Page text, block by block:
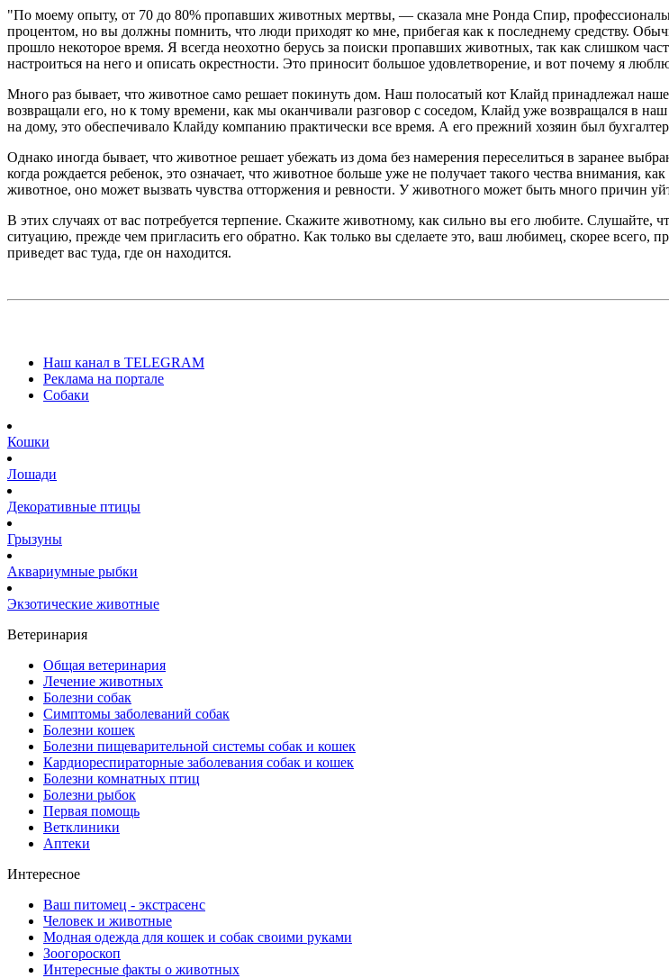
"По моему опыту, от 70 до 80% пропавших животных мертвы, — сказала мне Ронда Спир,
процентом, но вы должны помнить, что люди приходят ко мне, прибегая как к последнему средству.
прошло некоторое время. Я всегда неохотно берусь за поиски пропавших животных, так как слишком
настроиться на него и описать окрестности. Это приносит большое удовлетворение, и вот почему я
Много раз бывает, что животное само решает покинуть дом. Наш полосатый кот Клайд принадлежал
возвращали его, но к тому времени, как мы оканчивали разговор с соседом, Клайд уже возвращался
на дому, это обеспечивало Клайду компанию практически все время. А его прежний хозяин был
Однако иногда бывает, что животное решает убежать из дома без намерения переселиться в заранее
когда рождается ребенок, это означает, что животное больше уже не получает такого чества внимания,
животное, оно может вызвать чувства отторжения и ревности. У животного может быть много причин
В этих случаях от вас потребуется терпение. Скажите животному, как сильно вы его любите. Слушайте,
ситуацию, прежде чем пригласить его обратно. Как только вы сделаете это, ваш любимец, скорее
приведет вас туда, где он находится.
Наш канал в TELEGRAM
Реклама на портале
Собаки
Кошки
Лошади
Декоративные птицы
Грызуны
Аквариумные рыбки
Экзотические животные
Ветеринария
Общая ветеринария
Лечение животных
Болезни собак
Симптомы заболеваний собак
Болезни кошек
Болезни пищеварительной системы собак и кошек
Кардиореспираторные заболевания собак и кошек
Болезни комнатных птиц
Болезни рыбок
Первая помощь
Ветклиники
Аптеки
Интересное
Ваш питомец - экстрасенс
Человек и животные
Модная одежда для кошек и собак своими руками
Зоогороскоп
Интересные факты о животных